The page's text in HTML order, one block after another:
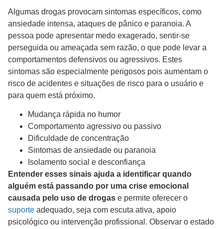
Algumas drogas provocam sintomas específicos, como
ansiedade intensa, ataques de pânico e paranoia. A
pessoa pode apresentar medo exagerado, sentir-se
perseguida ou ameaçada sem razão, o que pode levar a
comportamentos defensivos ou agressivos. Estes
sintomas são especialmente perigosos pois aumentam o
risco de acidentes e situações de risco para o usuário e
para quem está próximo.
Mudança rápida no humor
Comportamento agressivo ou passivo
Dificuldade de concentração
Sintomas de ansiedade ou paranoia
Isolamento social e desconfiança
Entender esses sinais ajuda a identificar quando
alguém está passando por uma crise emocional
causada pelo uso de drogas e permite oferecer o
suporte adequado, seja com escuta ativa, apoio
psicológico ou intervenção profissional. Observar o estado